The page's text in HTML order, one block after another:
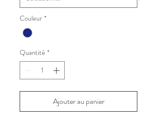
Couleur *
Quantité *
Ajouter au panier